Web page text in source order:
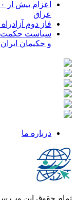
عراق
فاز دوم
سیاست حکمت:
و حکیمان ایران
درباره ما